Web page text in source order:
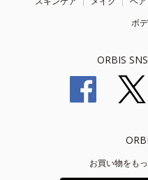
ボ
ORBIS
お買い物をも